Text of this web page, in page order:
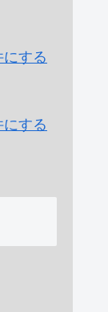
する
する